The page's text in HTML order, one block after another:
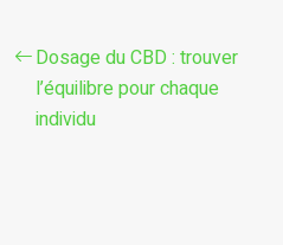
Dosage du CBD : trouver
l’équilibre pour chaque
individu